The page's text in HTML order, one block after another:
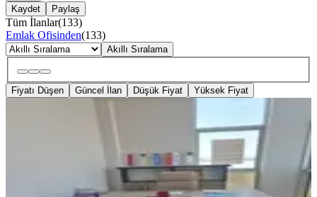
Kaydet
Paylaş
Tüm İlanlar(133)
Emlak Ofisinden(133)
Akıllı Sıralama
Fiyatı Düşen Güncel İlan Düşük Fiyat Yüksek Fiyat
Antalya, Finike
1 Oda
·23 m²· 2. Kat· 08.08.2026